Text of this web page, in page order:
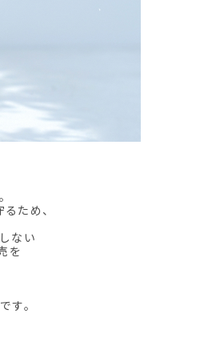
ため、
ない
を
す。